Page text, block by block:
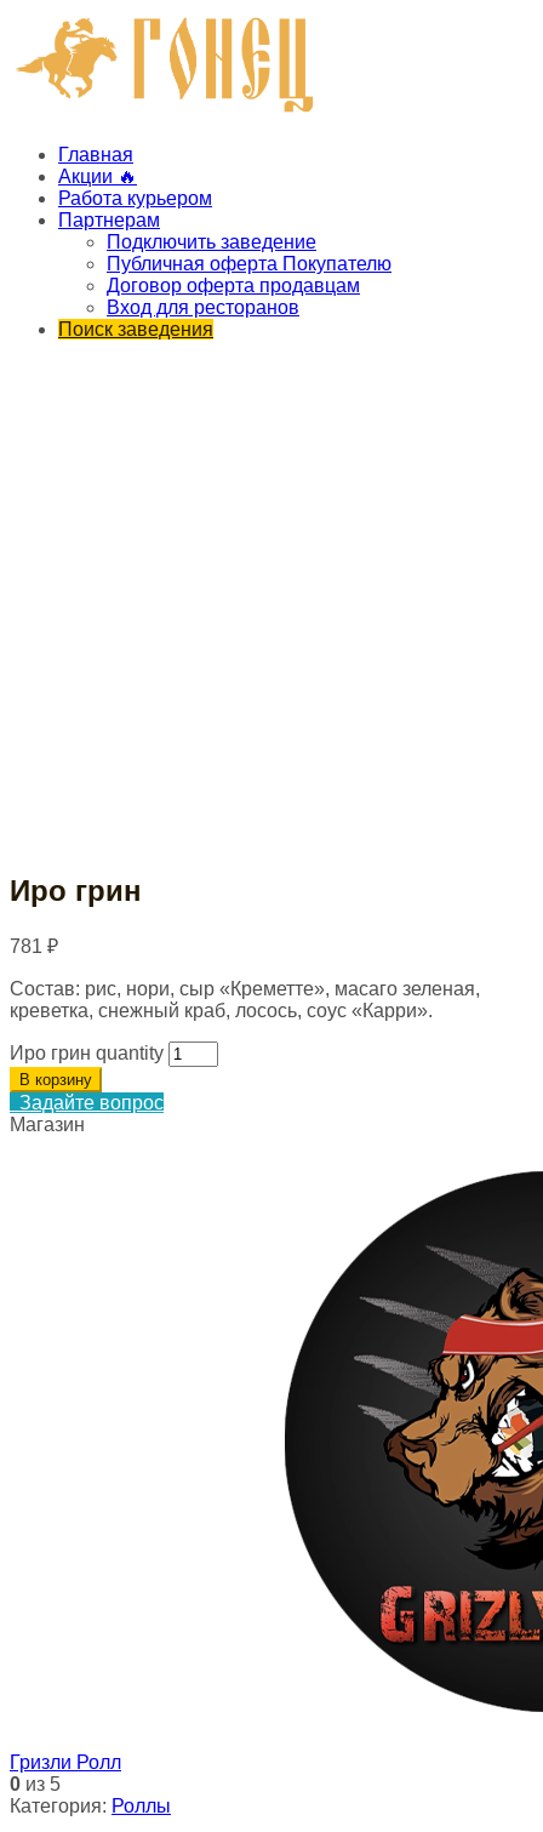
Главная
Акции 🔥
Работа курьером
Партнерам
Подключить заведение
Публичная оферта Покупателю
Договор оферта продавцам
Вход для ресторанов
Поиск заведения
Иро грин
781 ₽
Состав: рис, нори, сыр «Креметте», масаго зеленая,
креветка, снежный краб, лосось, соус «Карри».
Иро грин quantity
В корзину
Задайте вопрос
Магазин
Гризли Ролл
0 из 5
Категория: Роллы